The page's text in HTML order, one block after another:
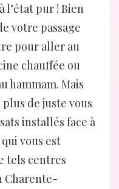
l’état pur ! Bien
votre passage
pour aller au
chauffée ou
hammam. Mais
de juste vous
installés face à
vous est
tels centres
Charente-